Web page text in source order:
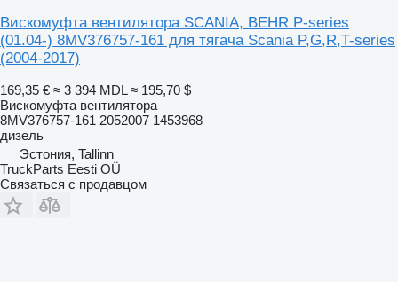
Вискомуфта вентилятора SCANIA, BEHR P-series
(01.04-) 8MV376757-161 для тягача Scania P,G,R,T-series
(2004-2017)
169,35 € ≈ 3 394 MDL ≈ 195,70 $
Вискомуфта вентилятора
8MV376757-161 2052007 1453968
дизель
Эстония, Tallinn
TruckParts Eesti OÜ
Связаться с продавцом